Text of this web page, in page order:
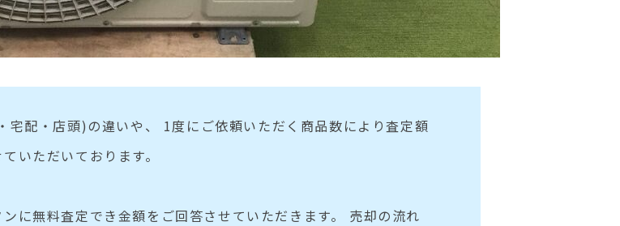
宅配・店頭)の違いや、 1度にご依頼いただく商品数により査定額
いただいております。
に無料査定でき金額をご回答させていただきます。 売却の流れ